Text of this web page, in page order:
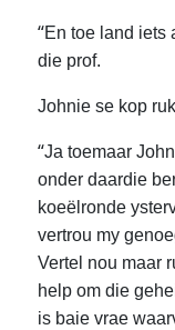
“En toe land iets
die prof.
Johnie se kop
“Ja toemaar
onder daardie
koeëlronde
vertrou my
Vertel nou maar
help om die
is baie vrae